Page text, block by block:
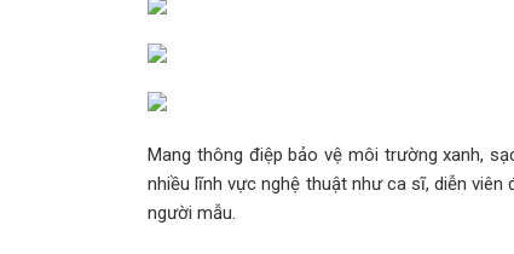
cùng trẻ tự kỉ
30 năm hợp tác thương mại Việt
Mang thông điệp bảo vệ môi trường xanh,
nhiều lĩnh vực nghệ thuật như ca sĩ, diễn
người mẫu.